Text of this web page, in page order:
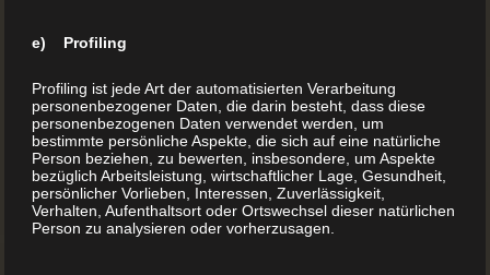
e) Profiling
Profiling ist jede Art der automatisierten Verarbeitung
personenbezogener Daten, die darin besteht, dass diese
personenbezogenen Daten verwendet werden, um
bestimmte persönliche Aspekte, die sich auf eine natürliche
Person beziehen, zu bewerten, insbesondere, um Aspekte
bezüglich Arbeitsleistung, wirtschaftlicher Lage, Gesundheit,
persönlicher Vorlieben, Interessen, Zuverlässigkeit,
Verhalten, Aufenthaltsort oder Ortswechsel dieser natürlichen
Person zu analysieren oder vorherzusagen.